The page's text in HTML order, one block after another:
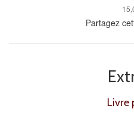
Partagez
Livre